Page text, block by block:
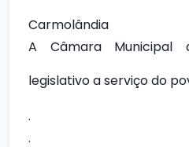
Carmolândia
A Câmara
legislativo a serviço do
.
.